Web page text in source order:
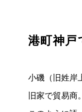
港町神戸
小磯（旧姓岸
旧家で貿易